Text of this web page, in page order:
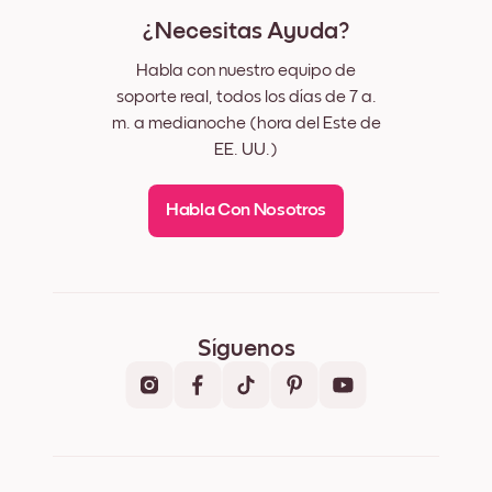
¿Necesitas Ayuda?
Habla con nuestro equipo de
soporte real, todos los días de 7 a.
m. a medianoche (hora del Este de
EE. UU.)
Habla Con Nosotros
Síguenos